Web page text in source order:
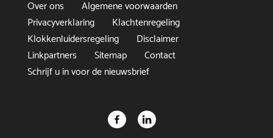
Over ons
Algemene voorwaarden
Privacyverklaring
Klachtenregeling
Klokkenluidersregeling
Disclaimer
Linkpartners
Sitemap
Contact
Schrijf u in voor de nieuwsbrief